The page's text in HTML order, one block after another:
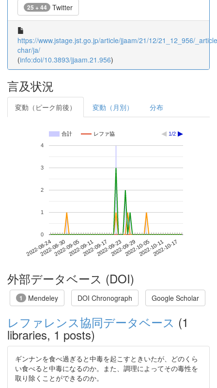
25 + 44 Twitter
https://www.jstage.jst.go.jp/article/jjaam/21/12/21_12_956/
char/ja/
(info:doi/10.3893/jjaam.21.956)
言及状況
変動（ピーク前後） 変動（月別） 分布
合計 レファ協 1/2
2022-08-242022-08-302022-09-052022-09-112022-09-172022-09-232022-09-292022-10-052022-10-112022-10-17
0
1
2
3
4
外部データベース (DOI)
1 Mendeley DOI Chronograph Google Scholar
レファレンス協同データベース (1
libraries, 1 posts)
ギンナンを食べ過ぎると中毒を起こすときいたが、どのくら
い食べると中毒になるのか。また、調理によってその毒性を
取り除くことができるのか。